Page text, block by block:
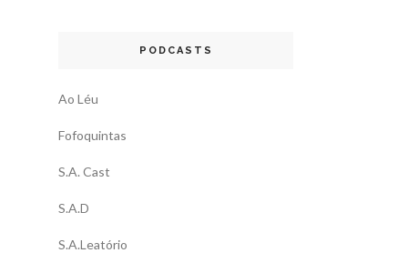
PODCASTS
Ao Léu
Fofoquintas
S.A. Cast
S.A.D
S.A.Leatório